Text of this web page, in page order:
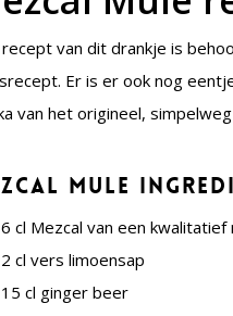
van dit drankje is
Er is er ook nog
van het origineel,
Mule
6 cl Mezcal van een kwalitatief
2 cl vers limoensap
15 cl ginger beer